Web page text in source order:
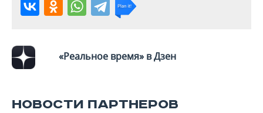
«Реальное время» в Дзен
НОВОСТИ ПАРТНЕРОВ